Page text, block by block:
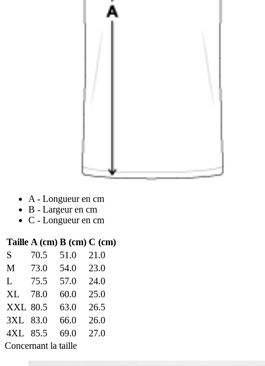
A - Longueur en cm
B - Largeur en cm
C - Longueur en cm
Taille A (cm) B (cm) C (cm)
S
70.5 51.0
21.0
M
73.0 54.0
23.0
L
75.5 57.0
24.0
XL
78.0 60.0
25.0
XXL 80.5 63.0
26.5
3XL
83.0 66.0
26.0
4XL
85.5 69.0
27.0
Concernant la taille